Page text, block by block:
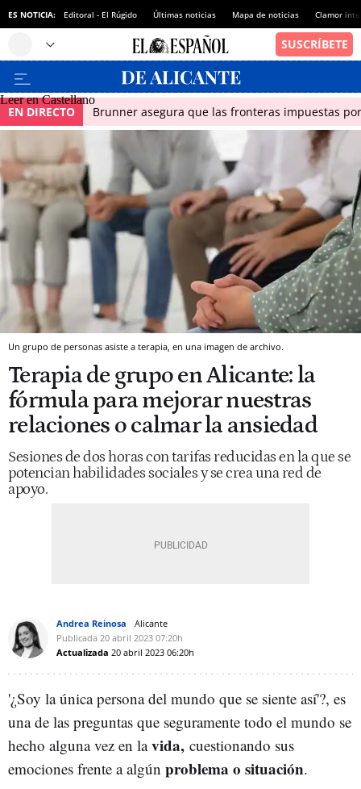
ES NOTICIA: Editoral - El Rúgido Últimas noticias Mapa de noticias Clamor
Leer en Castellano
EN DIRECTO Brunner asegura que las fronteras impuestas
Un grupo de personas asiste a terapia, en una imagen de archivo.
Terapia de grupo en Alicante: la
fórmula para mejorar nuestras
relaciones o calmar la ansiedad
Sesiones de dos horas con tarifas reducidas en la que se
potencian habilidades sociales y se crea una red de
apoyo.
Andrea Reinosa
Alicante
Publicada 20 abril 2023 07:20h
Actualizada 20 abril 2023 06:20h
'¿Soy la única persona del mundo que se siente así'?, es
una de las preguntas que seguramente todo el mundo se
hecho alguna vez en lavida, cuestionando sus
emociones frente a algún problema o situación.